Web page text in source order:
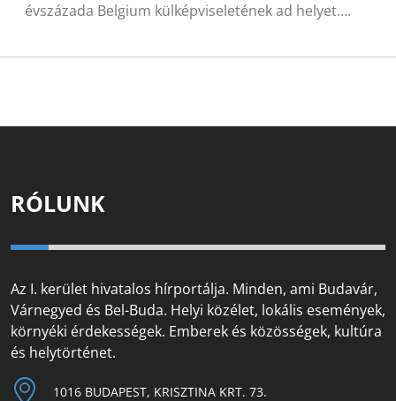
évszázada Belgium külképviseletének ad helyet….
RÓLUNK
Az I. kerület hivatalos hírportálja. Minden, ami Budavár,
Várnegyed és Bel-Buda. Helyi közélet, lokális események,
környéki érdekességek. Emberek és közösségek, kultúra
és helytörténet.
1016 BUDAPEST, KRISZTINA KRT. 73.